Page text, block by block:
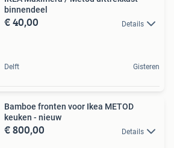
binnendeel
€ 40,00 Details
Delft Gisteren
Bamboe fronten voor Ikea METOD
keuken - nieuw
€ 800,00 Details